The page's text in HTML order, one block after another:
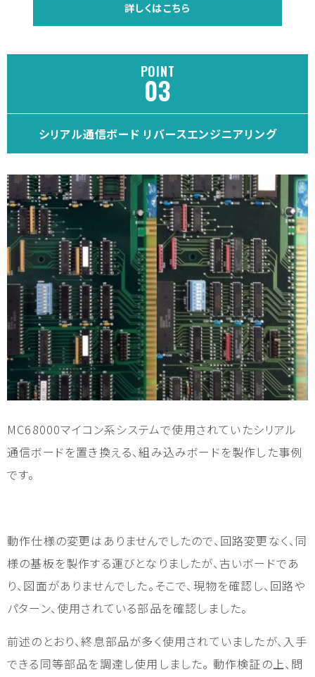
詳しくはこちら
POINT
シリアル通信ボード リバースエンジニアリング
MC68000マイコン系システムで使用されていたシリアル
通信ボードを置き換える、組み込みボードを製作した事例
です。
動作仕様の変更はありませんでしたので、回路変更なく、同
様の基板を製作する運びとなりましたが、古いボードであ
り、図面がありませんでした。そこで、現物を確認し、回路や
パターン、使用されている部品を確認しました。
前述のとおり、終息部品が多く使用されていましたが、入手
できる同等部品を調達し使用しました。 動作検証の上、問